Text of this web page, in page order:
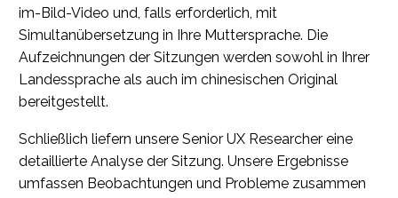
im-Bild-Video und, falls erforderlich, mit
Simultanübersetzung in Ihre Muttersprache. Die
Aufzeichnungen der Sitzungen werden sowohl in Ihrer
Landessprache als auch im chinesischen Original
bereitgestellt.
Schließlich liefern unsere Senior UX Researcher eine
detaillierte Analyse der Sitzung. Unsere Ergebnisse
umfassen Beobachtungen und Probleme zusammen